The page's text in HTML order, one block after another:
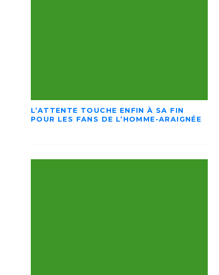
L’ATTENTE TOUCHE ENFIN À SA FIN
POUR LES FANS DE L’HOMME-ARAIGNÉE